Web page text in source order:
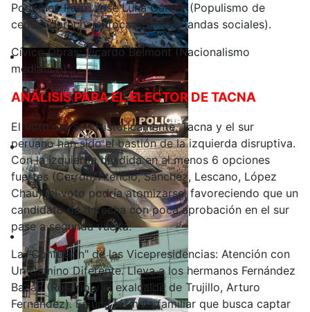
Podemos Perú: José Luna Gálvez (Populismo de
centro-derecha enfocado en demandas sociales).
Cívico Obras: Ricardo Belmont (Nacionalismo
mediático).
ANÁLISIS PARA EL ELECTOR DE TACNA
El Voto del Sur: Históricamente, Tacna y el sur
peruano han sido el bastión de la izquierda disruptiva.
Con la izquierda dividida en al menos 6 opciones
fuertes (Cerrón, Atencio, Sánchez, Lescano, López
Chau), el voto podría atomizarse, favoreciendo que un
candidato de derecha con poca aprobación en el sur
pase a segunda vuelta.
La "Confusión" de las Vicepresidencias: Atención con
Un Camino Diferente. Lleva a los hermanos Fernández
Bazán (Rosario y el exalcalde de Trujillo, Arturo
Fernández). Es una fórmula familiar que busca captar